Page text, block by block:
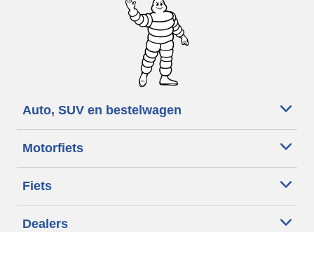
Auto, SUV en bestelwagen
Motorfiets
Fiets
Dealers